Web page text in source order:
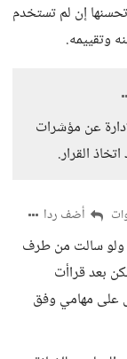
إن لم تستخدم
وتقييمه.
عن مؤشرات
القرار.
أضف ردا
ولو سالت من طرف
بعد قراأت
على مهامي وفق